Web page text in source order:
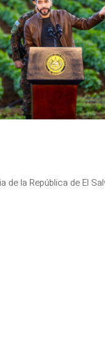
de la República de El